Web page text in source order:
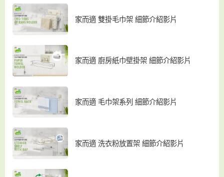
家而適 雙掛毛巾架 細節介紹影片
家而適 廚房紙巾壁掛架 細節介紹影片
家而適 毛巾架系列 細節介紹影片
家而適 洗衣粉放置架 細節介紹影片